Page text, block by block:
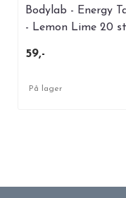
Bodylab - Energy
- Lemon Lime 20
59,-
På lager